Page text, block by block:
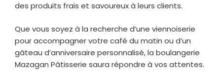
des produits frais et savoureux à leurs clients.
Que vous soyez à la recherche d’une viennoiserie
pour accompagner votre café du matin ou d’un
gâteau d’anniversaire personnalisé, la boulangerie
Mazagan Pâtisserie saura répondre à vos attentes.